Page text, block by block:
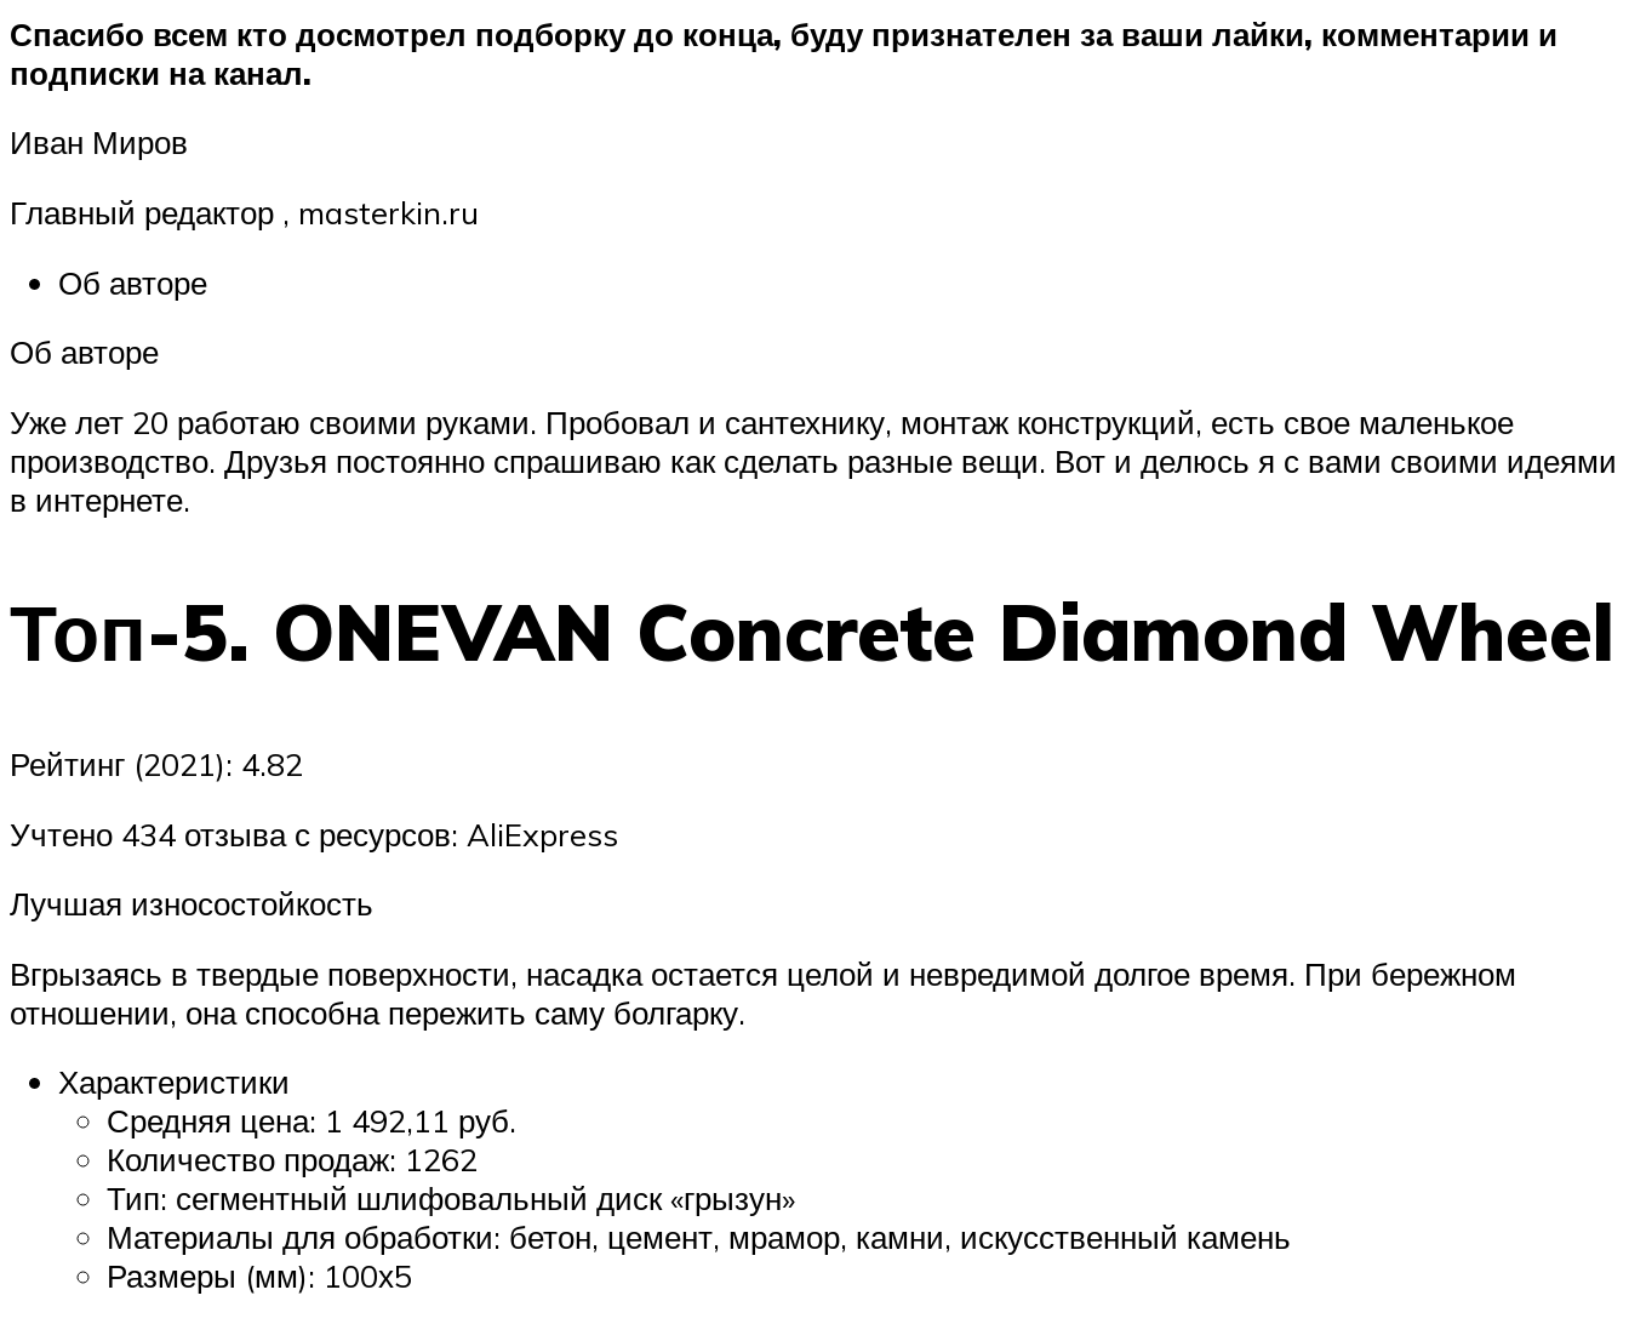
Спасибо всем кто досмотрел подборку до конца, буду признателен за ваши лайки, комментарии и
подписки на канал.
Иван Миров
Главный редактор , masterkin.ru
Об авторе
Об авторе
Уже лет 20 работаю своими руками. Пробовал и сантехнику, монтаж конструкций, есть свое маленькое
производство. Друзья постоянно спрашиваю как сделать разные вещи. Вот и делюсь я с вами своими идеями
в интернете.
Топ-5. ONEVAN Concrete Diamond Wheel
Рейтинг (2021): 4.82
Учтено 434 отзыва с ресурсов: AliExpress
Лучшая износостойкость
Вгрызаясь в твердые поверхности, насадка остается целой и невредимой долгое время. При бережном
отношении, она способна пережить саму болгарку.
Характеристики
Средняя цена: 1 492,11 руб.
Количество продаж: 1262
Тип: сегментный шлифовальный диск «грызун»
Материалы для обработки: бетон, цемент, мрамор, камни, искусственный камень
Размеры (мм): 100х5